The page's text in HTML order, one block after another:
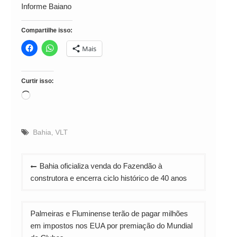
Informe Baiano
Compartilhe isso:
Mais
Curtir isso:
Carregando...
Bahia VLT
Navegação
de
Bahia oficializa venda do Fazendão à
construtora e encerra ciclo histórico de 40 anos
Palmeiras e Fluminense terão de pagar milhões
em impostos nos EUA por premiação do Mundial